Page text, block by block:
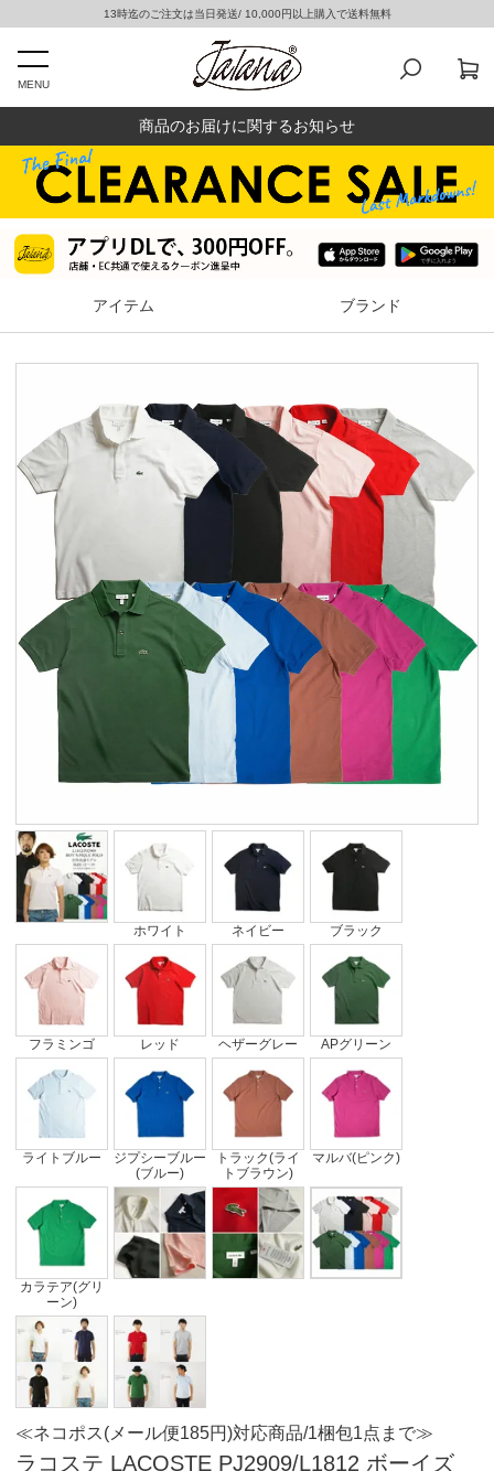
13時迄のご注文は当日発送/ 10,000円以上購入で送料無料
MENU
商品のお届けに関するお知らせ
アイテム ブランド
ホワイト ネイビー ブラック
フラミンゴ レッド ヘザーグレー APグリーン
ライトブルー
ジプシーブルー
(ブルー)
トラック(ライ
トブラウン)
マルバ(ピンク)
カラテア(グリ
ーン)
≪ネコポス(メール便185円)対応商品/1梱包1点まで≫
ラコステ LACOSTE PJ2909/L1812 ボーイズ